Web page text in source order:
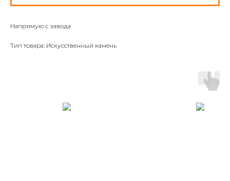
Напрямую с завода
Тип товара: Искусственный камень